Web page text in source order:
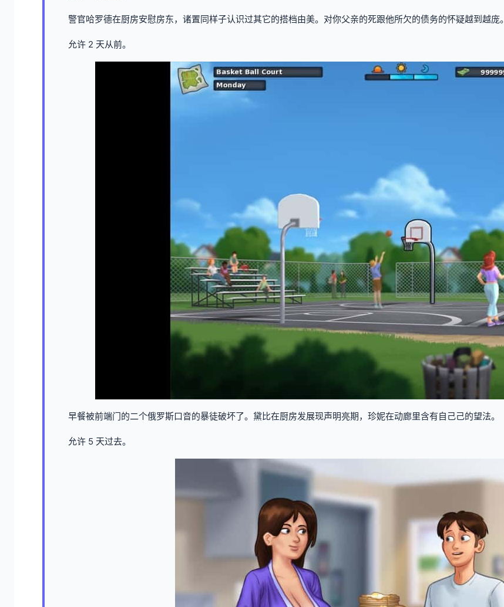
警官哈罗德在厨房安慰房东，诸置同样子认识过其它的搭档由美。对你父亲的死跟他所欠的债务的怀疑越到越庞。
允许 2 天从前。
早餐被前端门的二个俄罗斯口音的暴徒破坏了。黛比在厨房发展现声明亮期，珍妮在动廊里含有自己己的望法。
允许 5 天过去。